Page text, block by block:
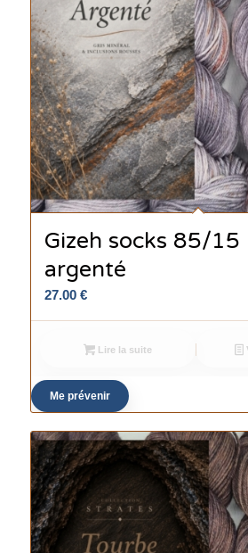
Gizeh socks 85/15
argenté
27.00 €
Lire la suite
Me prévenir